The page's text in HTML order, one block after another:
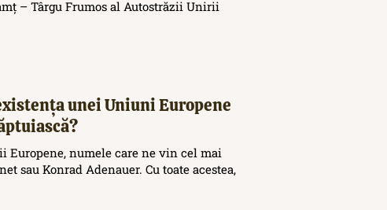
– Târgu Frumos al Autostrăzii Unirii
unei Uniuni Europene
numele care ne vin cel mai
sau Konrad Adenauer. Cu toate acestea,